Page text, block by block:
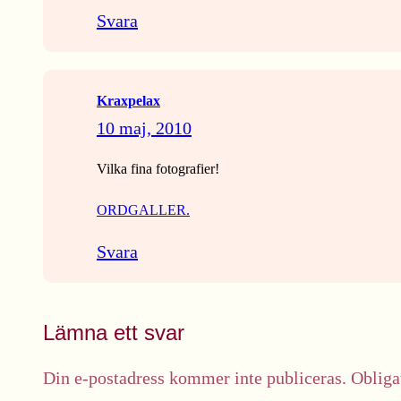
Svara
Kraxpelax
10 maj, 2010
Vilka fina fotografier!
ORDGALLER.
Svara
Lämna ett svar
Din e-postadress kommer inte publiceras.